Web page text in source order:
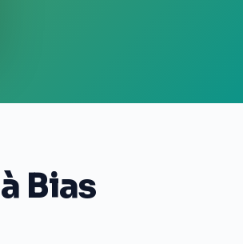
Bias